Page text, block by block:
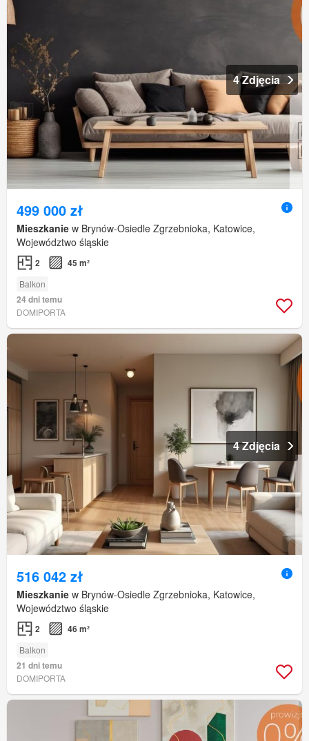
4 Zdjęcia
499 000 zł
Mieszkanie w Brynów-Osiedle Zgrzebnioka, Katowice,
Województwo śląskie
2 45 m²
Balkon
24 dni temu
DOMIPORTA
4 Zdjęcia
516 042 zł
Mieszkanie w Brynów-Osiedle Zgrzebnioka, Katowice,
Województwo śląskie
2 46 m²
Balkon
21 dni temu
DOMIPORTA